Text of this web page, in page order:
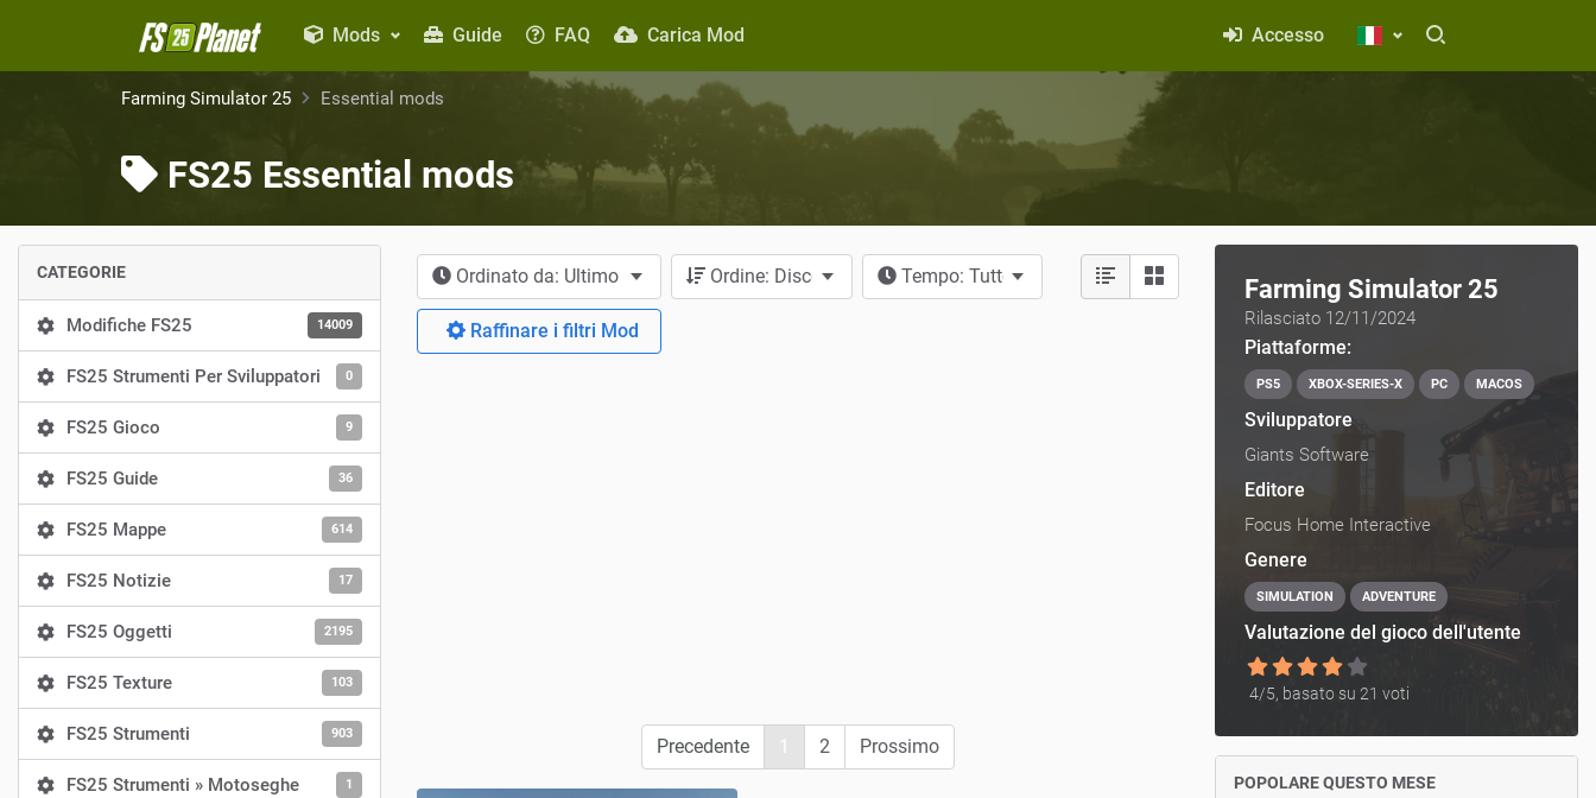
Mods Guide FAQ Carica Mod Accesso
Farming Simulator 25 Essential mods
FS25 Essential mods
CATEGORIE
Modifiche FS25 14009
FS25 Strumenti Per Sviluppatori 0
FS25 Gioco 9
FS25 Guide 36
FS25 Mappe 614
FS25 Notizie 17
FS25 Oggetti 2195
FS25 Texture 103
FS25 Strumenti 903
FS25 Strumenti » Motoseghe 1
Ordinato da: Ultimo aggiornamentoOrdine: Discendente Tempo: Tutto il tempo
Raffinare i filtri Mod
Precedente 1 2 Prossimo
Farming Simulator 25
Rilasciato 12/11/2024
Piattaforme:
PS5 XBOX-SERIES-X PC MACOS
Sviluppatore
Giants Software
Editore
Focus Home Interactive
Genere
SIMULATION ADVENTURE
Valutazione del gioco dell'utente
4/5, basato su 21 voti
POPOLARE QUESTO MESE